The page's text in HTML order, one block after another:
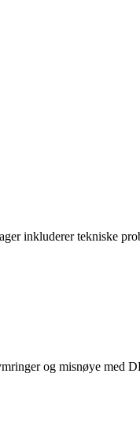
inkluderer tekniske
og misnøye med